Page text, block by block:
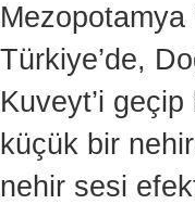
Mezopotamya
Türkiye’de,
Kuveyt’i
küçük bir
nehir sesi